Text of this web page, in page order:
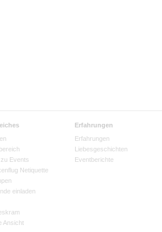
zu Events
Netiquette
einladen
Ansicht
Erfahrungen
Erfahrungen
Liebesgeschichten
Eventberichte